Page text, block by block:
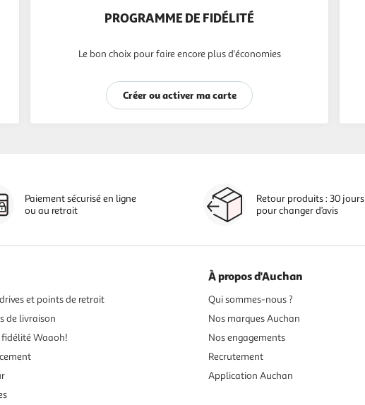
PROGRAMME DE FIDÉLITÉ
Le bon choix pour faire encore plus d'économies
Créer ou activer ma carte
Paiement sécurisé en ligne
ou au retrait
Retour produits : 30 jours
pour changer d’avis
et points de retrait
de livraison
Waaoh!
À propos d'Auchan
Qui sommes-nous ?
Nos marques Auchan
Nos engagements
Recrutement
Application Auchan